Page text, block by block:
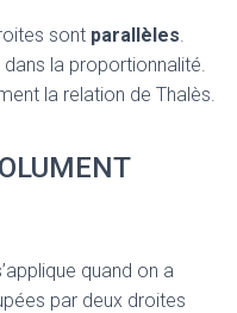
sont parallèles.
la proportionnalité.
la relation de Thalès.
quand on a
par deux droites